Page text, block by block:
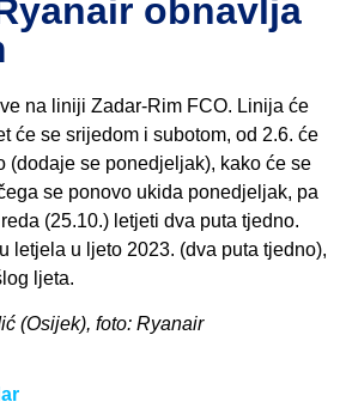
obnavlja
na liniji Zadar-Rim FCO. Linija će
će se srijedom i subotom, od 2.6. će
(dodaje se ponedjeljak), kako će se
se ponovo ukida ponedjeljak, pa
(25.10.) letjeti dva puta tjedno.
letjela u ljeto 2023. (dva puta tjedno),
ljeta.
(Osijek), foto: Ryanair